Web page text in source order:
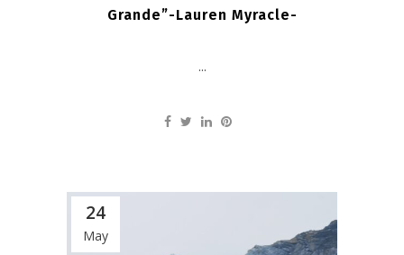
Grande”-Lauren Myracle-
...
24
May